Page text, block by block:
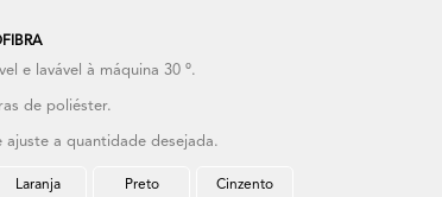
e lavável à máquina 30 º.
de poliéster.
a quantidade desejada.
Laranja Preto Cinzento